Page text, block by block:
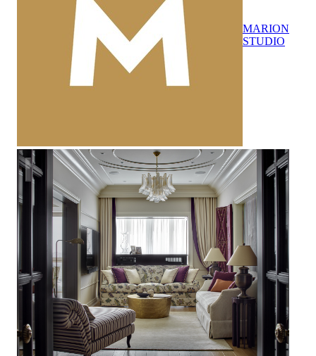
MARION
STUDIO
Фотосъемка интерьера квартиры в ЖК Янтарный Город